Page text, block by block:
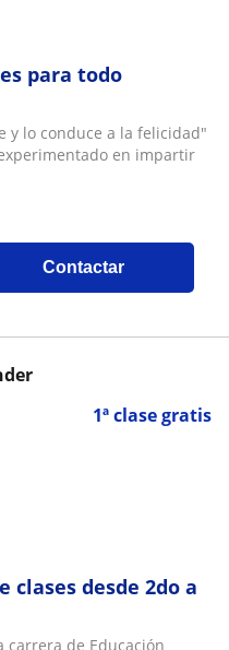
para todo
y lo conduce a la felicidad"
en impartir
Contactar
1ª clase gratis
clases desde 2do a
carrera de Educación